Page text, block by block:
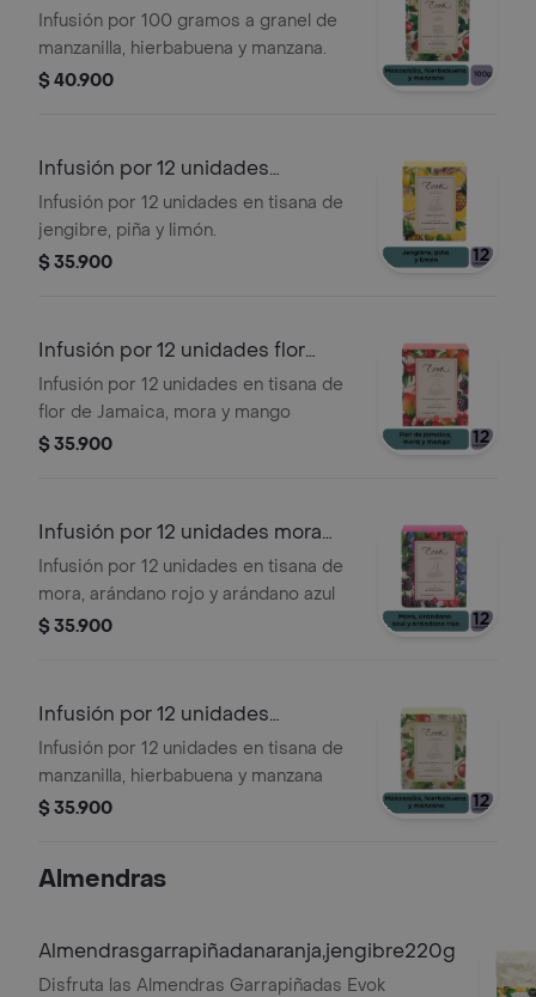
Infusión por 100 gramos a granel de
manzanilla, hierbabuena y manzana.
$ 40.900
Infusión por 12 unidades
jengibre, piña
Infusión por 12 unidades en tisana de
jengibre, piña y limón.
$ 35.900
Infusión por 12 unidades flor
Jamaica
Infusión por 12 unidades en tisana de
flor de Jamaica, mora y mango
$ 35.900
Infusión por 12 unidades mora
arándano
Infusión por 12 unidades en tisana de
mora, arándano rojo y arándano azul
$ 35.900
Infusión por 12 unidades
manzanilla
Infusión por 12 unidades en tisana de
manzanilla, hierbabuena y manzana
$ 35.900
Almendras
Almendrasgarrapiñadanaranja,jengibre220g
Disfruta las Almendras Garrapiñadas Evok